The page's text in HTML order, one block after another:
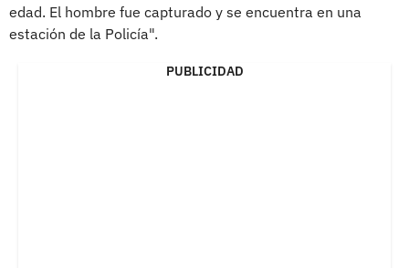
edad. El hombre fue capturado y se encuentra en una
estación de la Policía".
PUBLICIDAD